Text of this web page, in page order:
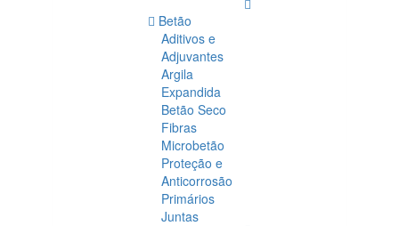
Betão
Aditivos e
Adjuvantes
Argila
Expandida
Betão Seco
Fibras
Microbetão
Proteção e
Anticorrosão
Primários
Juntas